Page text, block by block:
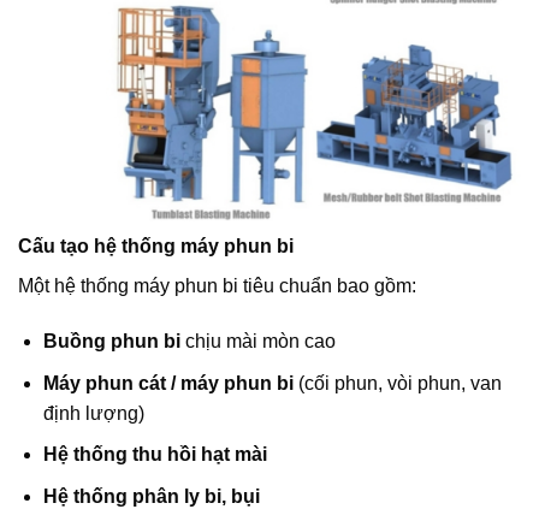
Cấu tạo hệ thống máy phun bi
Một hệ thống máy phun bi tiêu chuẩn bao gồm:
Buồng phun bichịu mài mòn cao
Máy phun cát / máy phun bi(cối phun, vòi phun, van
định lượng)
Hệ thống thu hồi hạt mài
Hệ thống phân ly bi, bụi